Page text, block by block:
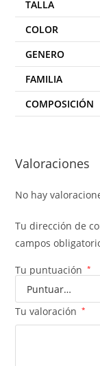
TALLA
COLOR
GENERO
FAMILIA
COMPOSICIÓN
Valoraciones
No hay
Tu dirección de
campos
Tu puntuación *
Tu valoración *